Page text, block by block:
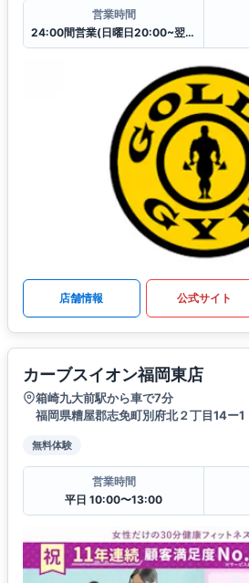
営業時間
24:00間営業(日曜日20:00~翌日月曜日7:00はクローズ)
店舗情報 公式サイト
カーブスイオン福岡東店
箱崎九大前駅から車で7分
福岡県糟屋郡志免町別府北２丁目14ー1
無料体験
営業時間
平日 10:00〜13:00